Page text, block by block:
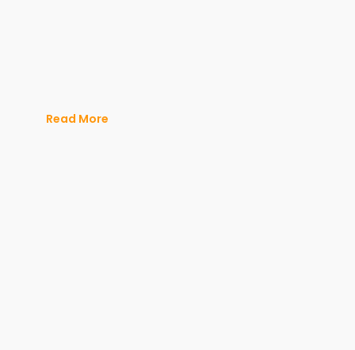
Read More